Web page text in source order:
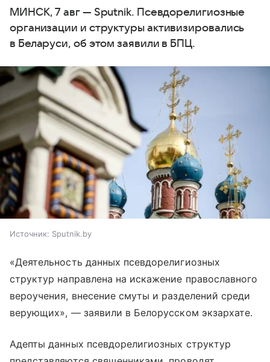
МИНСК, 7 авг — Sputnik. Псевдорелигиозные
организации и структуры активизировались
в Беларуси, об этом заявили в БПЦ.
Источник: Sputnik.by
«Деятельность данных псевдорелигиозных
структур направлена на искажение православного
вероучения, внесение смуты и разделений среди
верующих», — заявили в Белорусском экзархате.
Адепты данных псевдорелигиозных структур